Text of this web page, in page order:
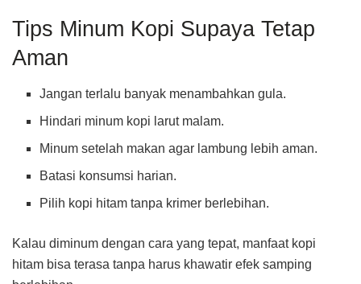
Tips Minum Kopi Supaya Tetap
Aman
Jangan terlalu banyak menambahkan gula.
Hindari minum kopi larut malam.
Minum setelah makan agar lambung lebih aman.
Batasi konsumsi harian.
Pilih kopi hitam tanpa krimer berlebihan.
Kalau diminum dengan cara yang tepat, manfaat kopi
hitam bisa terasa tanpa harus khawatir efek samping